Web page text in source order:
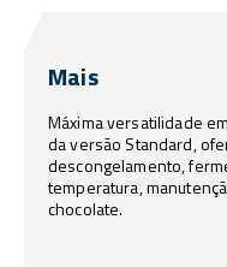
Mais
Máxima versatilidade
da versão Standard,
descongelamento,
temperatura,
chocolate.